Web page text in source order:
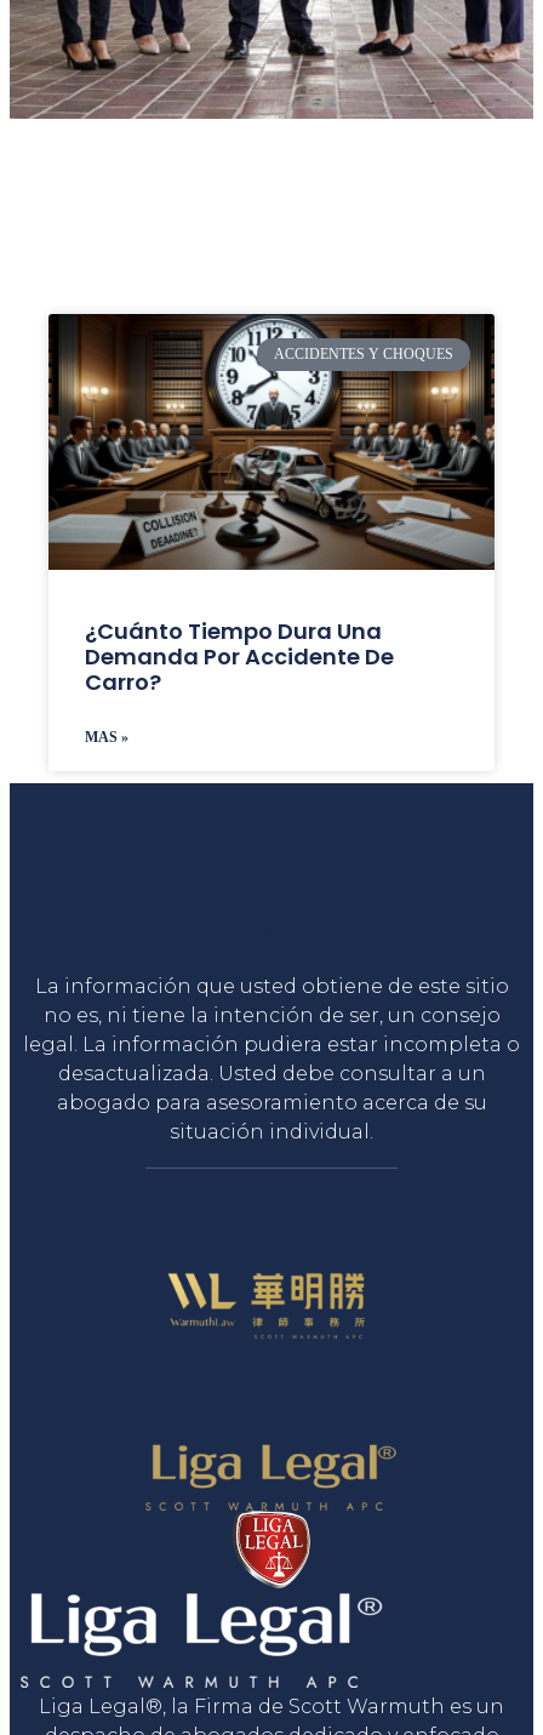
ACCIDENTES Y CHOQUES
¿Cuánto Tiempo Dura Una
Demanda Por Accidente De
Carro?
MAS »
La información que usted obtiene de este sitio
no es, ni tiene la intención de ser, un consejo
legal. La información pudiera estar incompleta o
desactualizada. Usted debe consultar a un
abogado para asesoramiento acerca de su
situación individual.
Liga Legal®, la Firma de Scott Warmuth es un